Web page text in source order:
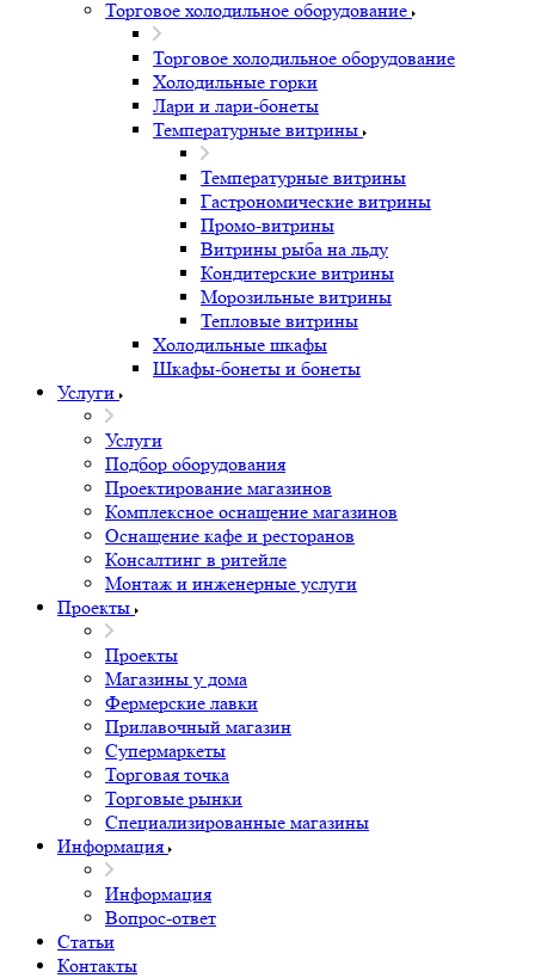
Торговое холодильное оборудование
Торговое холодильное оборудование
Холодильные горки
Лари и лари-бонеты
Температурные витрины
Температурные витрины
Гастрономические витрины
Промо-витрины
Витрины рыба на льду
Кондитерские витрины
Морозильные витрины
Тепловые витрины
Холодильные шкафы
Шкафы-бонеты и бонеты
Услуги
Услуги
Подбор оборудования
Проектирование магазинов
Комплексное оснащение магазинов
Оснащение кафе и ресторанов
Консалтинг в ритейле
Монтаж и инженерные услуги
Проекты
Проекты
Магазины у дома
Фермерские лавки
Прилавочный магазин
Супермаркеты
Торговая точка
Торговые рынки
Специализированные магазины
Информация
Информация
Вопрос-ответ
Статьи
Контакты